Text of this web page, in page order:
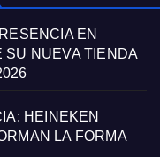
EN
SU NUEVA TIENDA
HEINEKEN
LA FORMA